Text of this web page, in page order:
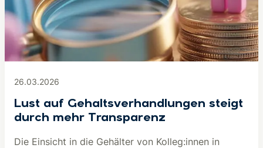
26.03.2026
Lust auf Gehaltsverhandlungen steigt
durch mehr Transparenz
Die Einsicht in die Gehälter von Kolleg:innen in